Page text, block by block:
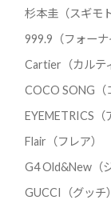
杉本圭（スギモ
999.9（フォーナ
Cartier（カルテ
COCO SONG（
EYEMETRICS（
Flair（フレア）
G4 Old&New（
GUCCI（グッチ）